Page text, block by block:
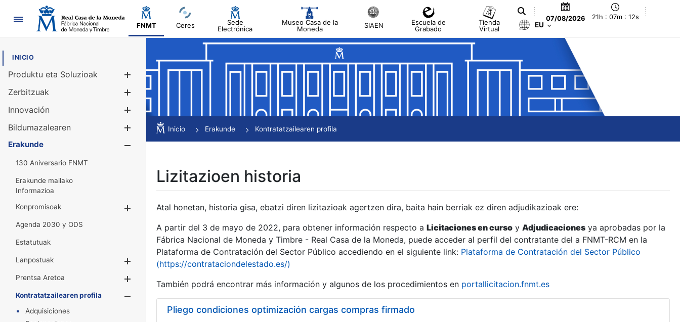
Nabigazioa
FNMT Ceres
Sede
Electrónica
Museo Casa de la
Moneda
SIAEN
Escuela de
Grabado
Tienda
Virtual
07/08/2026 21h : 07m : 13s
EU
INICIO
Produktu eta Soluzioak
Erakutsi/Ezkutatu
Zerbitzuak
Innovación
Bildumazalearen
Erakutsi/Ezkutatu
Erakunde
130 Aniversario FNMT
Erakunde mailako
Informazioa
Konpromisoak
Erakutsi/Ezkutatu
Agenda 2030 y ODS
Estatutuak
Lanpostuak
Erakutsi/Ezkutatu
Prentsa Aretoa
Erakutsi/Ezkutatu
Kontratatzailearen profila
Erakutsi/Ezkutatu
Adquisiciones
Inicio Erakunde Kontratatzailearen profila
Lizitazioen historia
Atal honetan, historia gisa, ebatzi diren lizitazioak agertzen dira, baita hain berriak ez diren adjudikazioak ere:
A partir del 3 de mayo de 2022, para obtener información respecto a Licitaciones en curso y Adjudicaciones ya aprobadas por la
Fábrica Nacional de Moneda y Timbre - Real Casa de la Moneda, puede acceder al perfil del contratante del a FNMT-RCM en la
Plataforma de Contratación del Sector Público accediendo en el siguiente link: Plataforma de Contratación del Sector Público
(https://contrataciondelestado.es/)
También podrá encontrar más información y algunos de los procedimientos en portallicitacion.fnmt.es
Pliego condiciones optimización cargas compras firmado